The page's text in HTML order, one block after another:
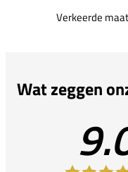
Verkeerde
Wat zeggen